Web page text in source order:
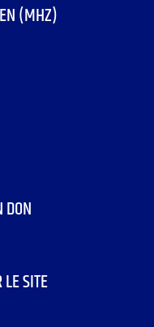
(MHZ)
DON
LE SITE